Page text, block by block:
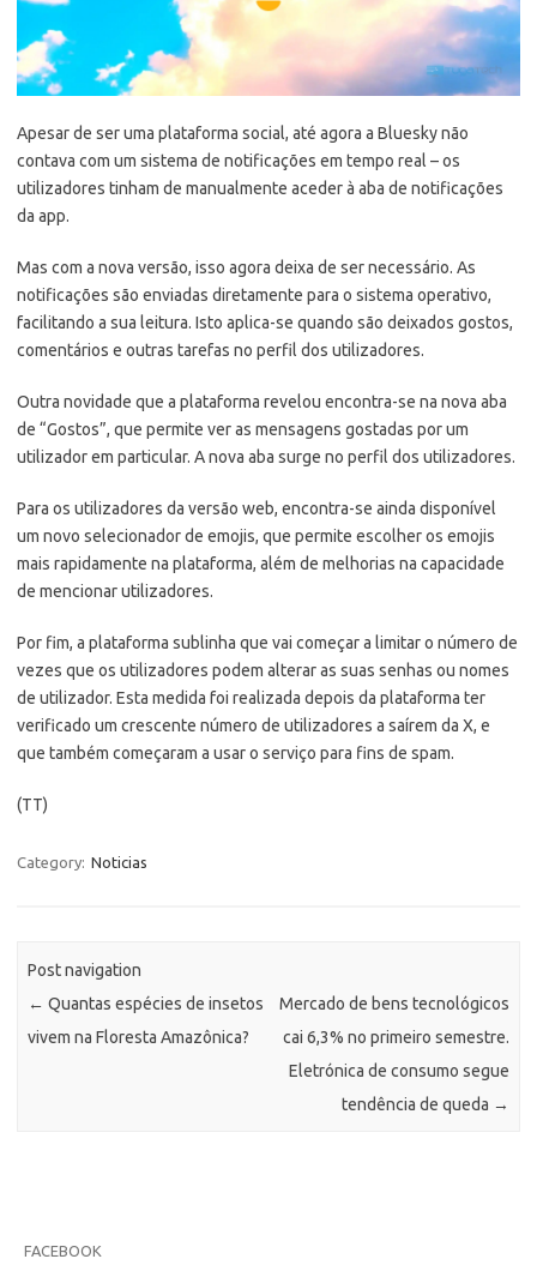
Apesar de ser uma plataforma social, até agora a Bluesky não
contava com um sistema de notificações em tempo real – os
utilizadores tinham de manualmente aceder à aba de notificações
da app.
Mas com a nova versão, isso agora deixa de ser necessário. As
notificações são enviadas diretamente para o sistema operativo,
facilitando a sua leitura. Isto aplica-se quando são deixados gostos,
comentários e outras tarefas no perfil dos utilizadores.
Outra novidade que a plataforma revelou encontra-se na nova aba
de “Gostos”, que permite ver as mensagens gostadas por um
utilizador em particular. A nova aba surge no perfil dos utilizadores.
Para os utilizadores da versão web, encontra-se ainda disponível
um novo selecionador de emojis, que permite escolher os emojis
mais rapidamente na plataforma, além de melhorias na capacidade
de mencionar utilizadores.
Por fim, a plataforma sublinha que vai começar a limitar o número de
vezes que os utilizadores podem alterar as suas senhas ou nomes
de utilizador. Esta medida foi realizada depois da plataforma ter
verificado um crescente número de utilizadores a saírem da X, e
que também começaram a usar o serviço para fins de spam.
(TT)
Category: Noticias
Post navigation
← Quantas espécies de insetos
vivem na Floresta Amazônica?
Mercado de bens tecnológicos
cai 6,3% no primeiro semestre.
Eletrónica de consumo segue
tendência de queda →
FACEBOOK